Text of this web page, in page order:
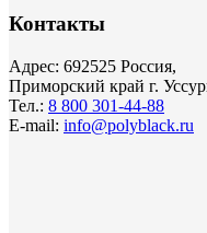
Контакты
Адрес: 692525 Россия,
Приморский край г.
Тел.: 8 800 301-44-88
E-mail: info@polyblack.ru